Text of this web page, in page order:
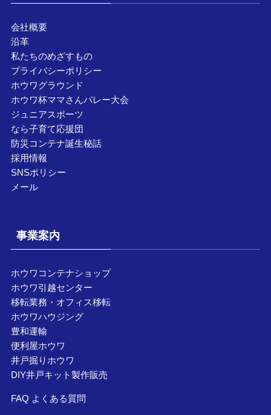
会社概要
沿革
私たちのめざすもの
プライバシーポリシー
ホウワグラウンド
ホウワ杯ママさんバレー大会
ジュニアスポーツ
なら子育て応援団
防災コンテナ誕生秘話
採用情報
SNSポリシー
メール
事業案内
ホウワコンテナショップ
ホウワ引越センター
移転業務・オフィス移転
ホウワハウジング
豊和運輸
便利屋ホウワ
井戸掘りホウワ
DIY井戸キット製作販売
FAQ よくある質問